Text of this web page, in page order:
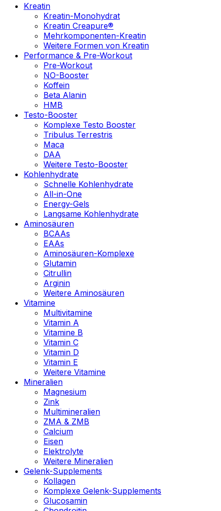
Kreatin
Kreatin-Monohydrat
Kreatin Creapure®
Mehrkomponenten-Kreatin
Weitere Formen von Kreatin
Performance & Pre-Workout
Pre-Workout
NO-Booster
Koffein
Beta Alanin
HMB
Testo-Booster
Komplexe Testo Booster
Tribulus Terrestris
Maca
DAA
Weitere Testo-Booster
Kohlenhydrate
Schnelle Kohlenhydrate
All-in-One
Energy-Gels
Langsame Kohlenhydrate
Aminosäuren
BCAAs
EAAs
Aminosäuren-Komplexe
Glutamin
Citrullin
Arginin
Weitere Aminosäuren
Vitamine
Multivitamine
Vitamin A
Vitamine B
Vitamin C
Vitamin D
Vitamin E
Weitere Vitamine
Mineralien
Magnesium
Zink
Multimineralien
ZMA & ZMB
Calcium
Eisen
Elektrolyte
Weitere Mineralien
Gelenk-Supplements
Kollagen
Komplexe Gelenk-Supplements
Glucosamin